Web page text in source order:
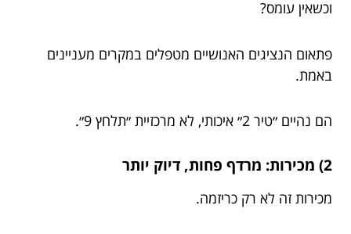
וכשאין עומס?
פתאום הנציגים האנושיים מטפלים במקרים מעניינים
באמת.
הם נהיים ״טיר 2״ איכותי, לא מרכזיית ״תלחץ 9״.
2) מכירות: מרדף פחות, דיוק יותר
מכירות זה לא רק כריזמה.